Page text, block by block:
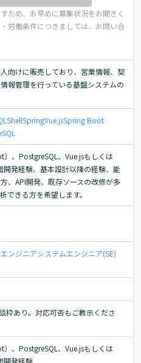
ため、お早めに募集状況をお聞きく
労働条件につきましては、お問い合
向けに販売しており、営業情報、契
報管理を行っている基盤システムの
ShellSpringVue.jsSpring Boot
、PostgreSQL、Vue.jsもしくは
発経験、基本設計以降の経験、能
、API開発、既存ソースの改修が多
できる方を希望します。
ンジニアシステムエンジニア(SE)
枠あり。対応可否もご教示くださ
、PostgreSQL、Vue.jsもしくは
開発経験